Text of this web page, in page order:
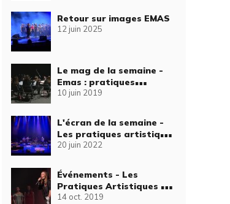
Retour sur images EMAS
12 juin 2025
Le mag de la semaine -
Emas : pratiques
artistiques en scène
10 juin 2019
L'écran de la semaine -
Les pratiques artistiques
de l'EMAS
20 juin 2022
Événements - Les
Pratiques Artistiques en
Scène P1
14 oct. 2019